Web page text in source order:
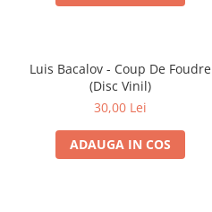
Luis Bacalov - Coup De Foudre
(Disc Vinil)
30,00 Lei
ADAUGA IN COS